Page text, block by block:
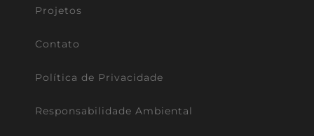
Projetos
Contato
Política de Privacidade
Responsabilidade Ambiental